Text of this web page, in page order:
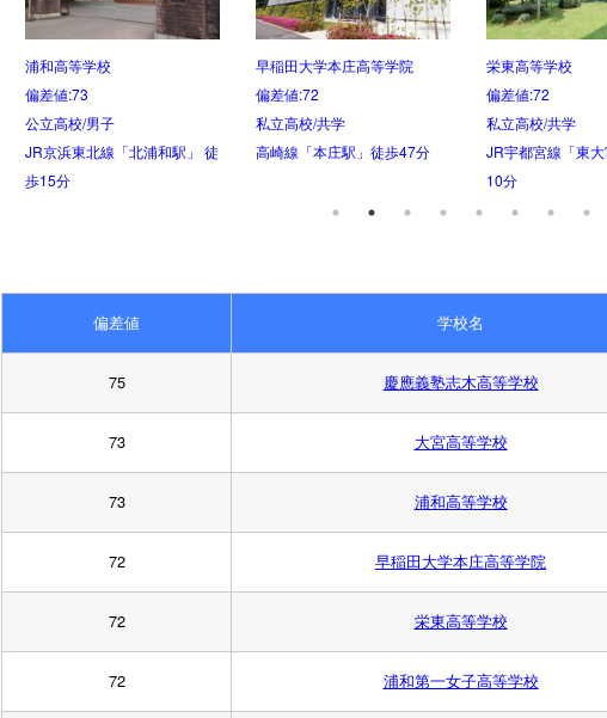
栄東高等学校
偏差値:72
私立高校/共学
JR宇都宮線「東大宮駅」 徒歩
10分
浦和第一女子高等学校
偏差値:72
公立高校/女子
JR京浜東北線「浦和駅」 徒歩
立教新座高等学校
偏差値:72
私立高校/共学
東武東上線「志木
分
偏差値 学校名
75 慶應義塾志木高等学校
73 大宮高等学校
73 浦和高等学校
72 早稲田大学本庄高等学院
72 栄東高等学校
72 浦和第一女子高等学校